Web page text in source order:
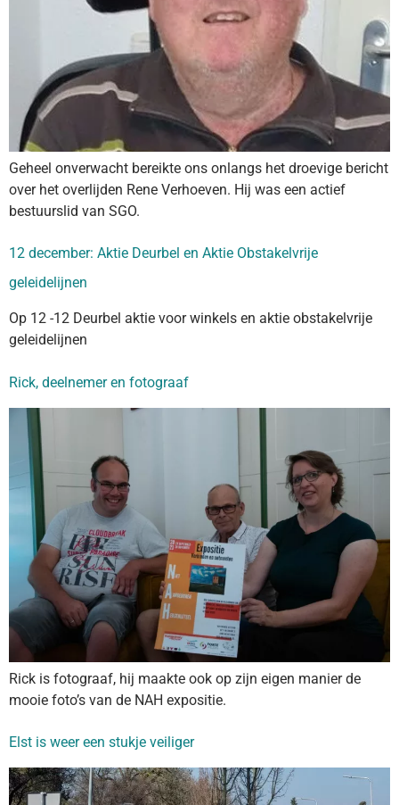
Geheel onverwacht bereikte ons onlangs het droevige bericht
over het overlijden Rene Verhoeven. Hij was een actief
bestuurslid van SGO.
12 december: Aktie Deurbel en Aktie Obstakelvrije
geleidelijnen
Op 12 -12 Deurbel aktie voor winkels en aktie obstakelvrije
geleidelijnen
Rick, deelnemer en fotograaf
Rick is fotograaf, hij maakte ook op zijn eigen manier de
mooie foto’s van de NAH expositie.
Elst is weer een stukje veiliger